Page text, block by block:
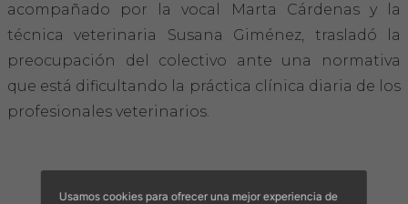
Centros veterinarios
Colegiados
Consejos para tus mascotas
Salud animal y salud pública
acompañado por la vocal Marta Cárdenas y la
técnica veterinaria Susana Giménez, trasladó la
preocupación del colectivo ante una normativa
que está dificultando la práctica clínica diaria de los
profesionales veterinarios.
Usamos cookies para ofrecer una mejor experiencia de